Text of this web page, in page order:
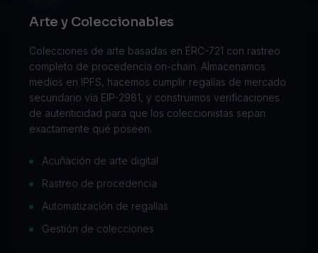
Arte y Coleccionables
Colecciones de arte basadas en ERC-721 con rastreo
completo de procedencia on-chain. Almacenamos
medios en IPFS, hacemos cumplir regalías de mercado
secundario vía EIP-2981, y construimos verificaciones
de autenticidad para que los coleccionistas sepan
exactamente qué poseen.
Acuñación de arte digital
Rastreo de procedencia
Automatización de regalías
Gestión de colecciones